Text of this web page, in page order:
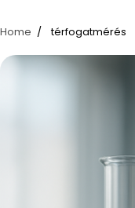
Home térfogatmérés